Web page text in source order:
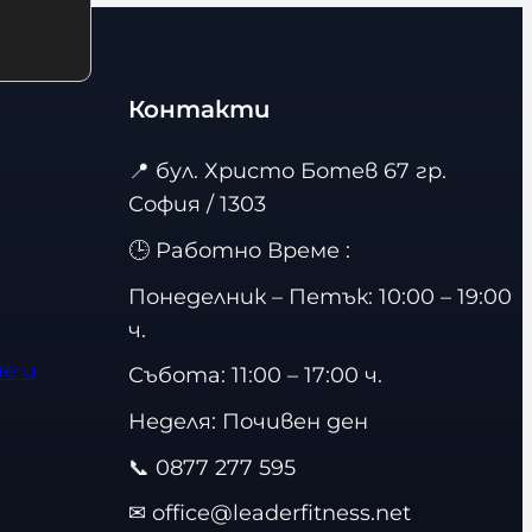
и
Контакти
📍 бул. Христо Ботев 67 гр.
София / 1303
🕒 Работно Време :
Понеделник – Петък: 10:00 – 19:00
ч.
Събота: 11:00 – 17:00 ч.
Неделя: Почивен ден
📞 0877 277 595
✉ office@leaderfitness.net